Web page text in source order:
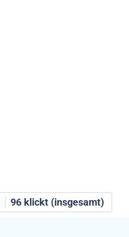
96 klickt (insgesamt)